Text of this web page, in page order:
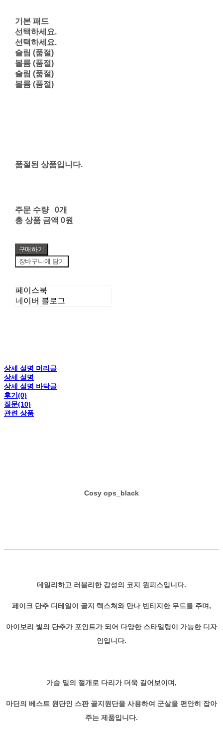
기본 패드
선택하세요.
선택하세요.
슬림 (품절)
볼륨 (품절)
슬림 (품절)
볼륨 (품절)
품절된 상품입니다.
주문 수량
0개
총 상품 금액 0원
구매하기
장바구니에 담기
페이스북
네이버 블로그
상세 설명 머리글
상세 설명
상세 설명 바닥글
후기(0)
질문(10)
관련 상품
Cosy ops_black
데일리하고 러블리한 감성의 코지 원피스입니다.
페이크 단추 디테일이 골지 텍스쳐와 만나 빈티지한 무드를 주며,
아이보리 빛의 단추가 포인트가 되어 다양한 스타일링이 가능한 디자
인입니다.
가슴 밑의 절개로 다리가 더욱 길어보이며,
마딘의 베스트 원단인 스판 골지원단을 사용하여 군살을 편안히 잡아
주는 제품입니다.